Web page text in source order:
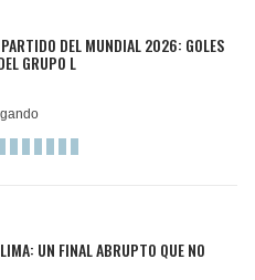
DEL MUNDIAL 2026: GOLES
GRUPO L
UN FINAL ABRUPTO QUE NO